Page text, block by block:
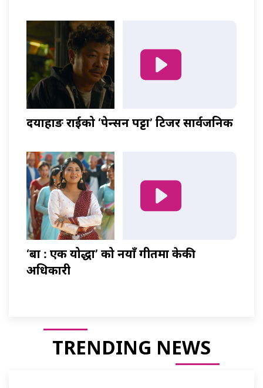
दयाहाङ राईको ‘पेन्सन पट्टा’ टिजर सार्वजनिक
‘बा : एक योद्धा’ को नयाँ गीतमा केकी
अधिकारी
TRENDING NEWS